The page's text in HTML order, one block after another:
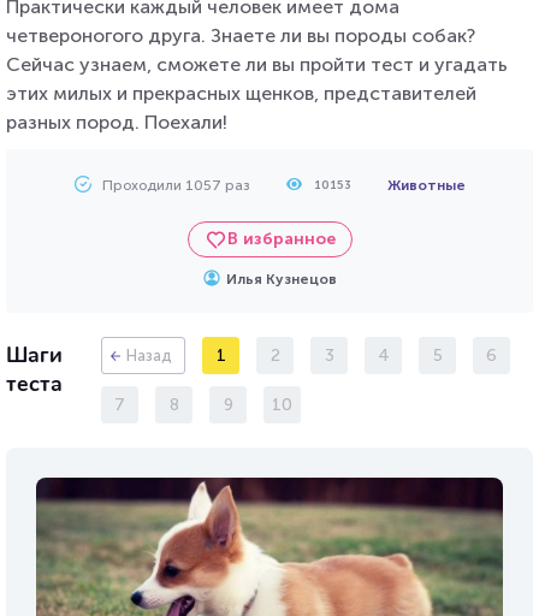
Практически каждый человек имеет дома
четвероногого друга. Знаете ли вы породы собак?
Сейчас узнаем, сможете ли вы пройти тест и угадать
этих милых и прекрасных щенков, представителей
разных пород. Поехали!
Проходили 1057 раз 10153 Животные
В избранное
Илья Кузнецов
Шаги
теста
Назад 1 2 3 4 5 6
7 8 9 10